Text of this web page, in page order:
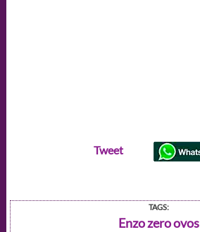
Tweet
TAGS:
Enzo zero ovos